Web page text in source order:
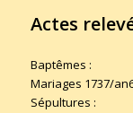
Actes
Baptêmes :
Mariages 1737/
Sépultures :